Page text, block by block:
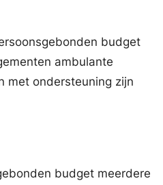
budget
ambulante
met ondersteuning zijn
budget meerdere